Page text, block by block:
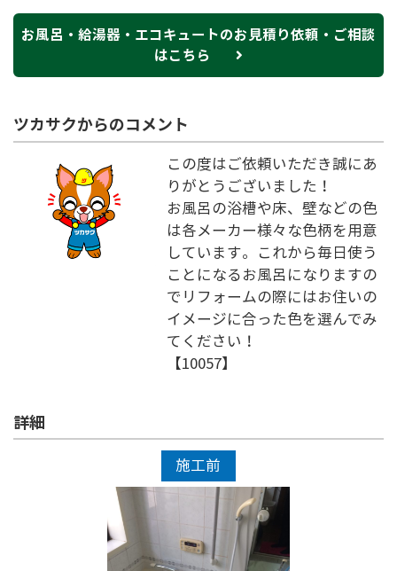
お風呂・給湯器・エコキュートのお見積り依頼・ご相談
はこちら
ツカサクからのコメント
この度はご依頼いただき誠にあ
りがとうございました！
お風呂の浴槽や床、壁などの色
は各メーカー様々な色柄を用意
しています。これから毎日使う
ことになるお風呂になりますの
でリフォームの際にはお住いの
イメージに合った色を選んでみ
てください！
【10057】
詳細
施工前